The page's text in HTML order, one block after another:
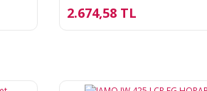
2.674,58 TL